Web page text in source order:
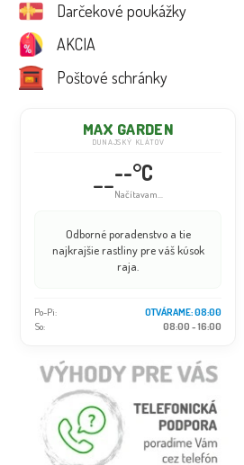
Darčekové poukážky
AKCIA
Poštové schránky
MAX GARDEN
DUNAJSKÝ KLÁTOV
----°C
Načítavam...
Odborné poradenstvo a tie
najkrajšie rastliny pre váš kúsok
raja.
Po-Pi:
OTVÁRAME: 08:00
So:
08:00 - 16:00